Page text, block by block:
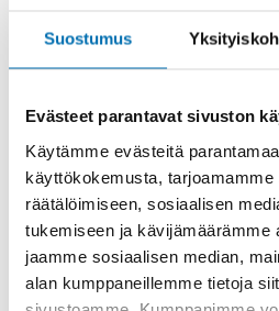
Suostumus
Evästeet parantavat sivuston
Käytämme evästeitä
käyttökokemusta,
räätälöimiseen, sosiaalisen
tukemiseen ja kävijämäärämme
jaamme sosiaalisen median,
alan kumppaneillemme tietoja
Käsiraha tai vaihtoauto (€)